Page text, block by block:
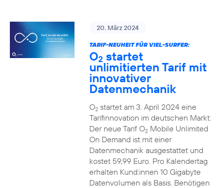
20. März 2024
TARIF-NEUHEIT FÜR VIEL-SURFER:
O2 startet
unlimitierten Tarif mit
innovativer
Datenmechanik
O2startet am 3. April 2024 eine
Tarifinnovation im deutschen Markt:
Der neue Tarif O2Mobile Unlimited
On Demand ist mit einer
Datenmechanik ausgestattet und
kostet 59,99 Euro. Pro Kalendertag
erhalten Kund:innen 10 Gigabyte
Datenvolumen als Basis. Benötigen